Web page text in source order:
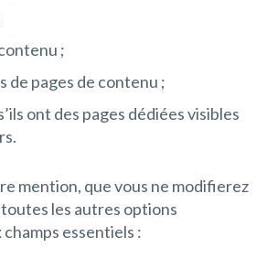
;
de pages de contenu ;
ont des pages dédiées visibles
mention, que vous ne modifierez
les autres options
essentiels :